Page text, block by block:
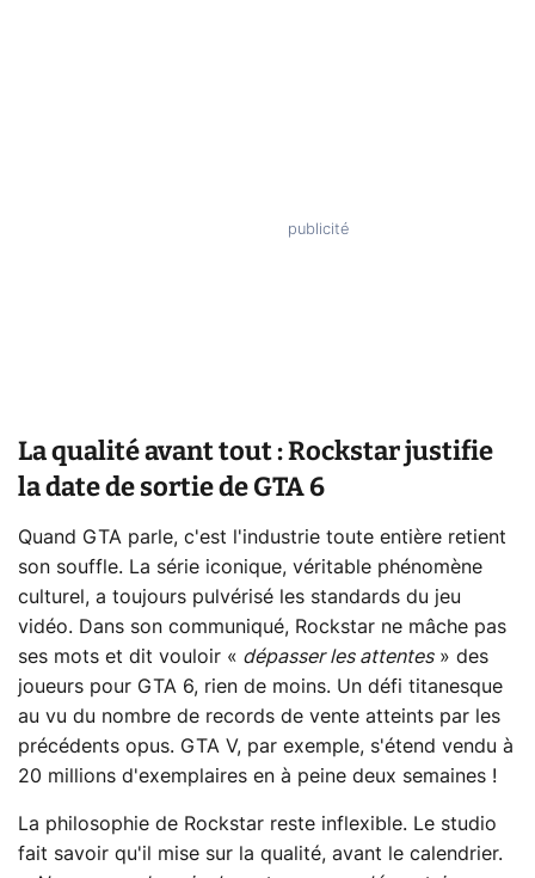
La qualité avant tout : Rockstar justifie
la date de sortie de GTA 6
Quand GTA parle, c'est l'industrie toute entière retient
son souffle. La série iconique, véritable phénomène
culturel, a toujours pulvérisé les standards du jeu
vidéo. Dans son communiqué, Rockstar ne mâche pas
ses mots et dit vouloir « dépasser les attentes» des
joueurs pour GTA 6, rien de moins. Un défi titanesque
au vu du nombre de records de vente atteints par les
précédents opus. GTA V, par exemple, s'étend vendu à
20 millions d'exemplaires en à peine deux semaines !
La philosophie de Rockstar reste inflexible. Le studio
fait savoir qu'il mise sur la qualité, avant le calendrier.